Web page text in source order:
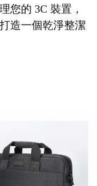
您的 3C 裝置，
造一個乾淨整潔